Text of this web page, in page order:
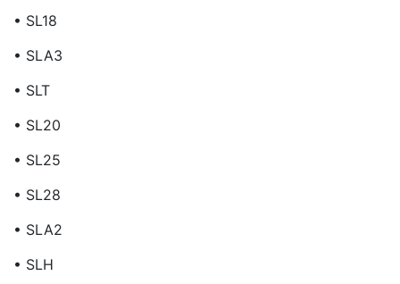
• SL18
• SLA3
• SLT
• SL20
• SL25
• SL28
• SLA2
• SLH